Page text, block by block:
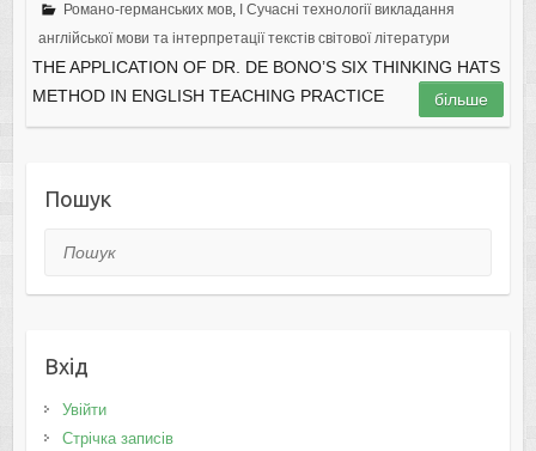
Романо-германських мов,
I Cучасні технології викладання
англійської мови та інтерпретації текстів світової літератури
THE APPLICATION OF DR. DE BONO’S SIX THINKING HATS
METHOD IN ENGLISH TEACHING PRACTICE
більше
Пошук
Пошук
Вхід
Увійти
Стрічка записів